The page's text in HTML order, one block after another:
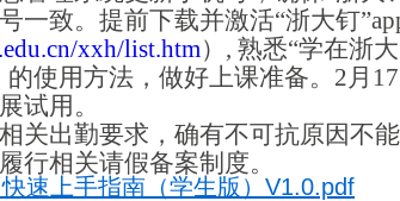
一致。提前下载并激活“浙大钉”
xxh/list.htm）, 熟悉“学在浙
的使用方法，做好上课准备。 2月
试用。
关出勤要求，确有不可抗原因不
行相关请假备案制度。
速上手指南（学生版）V1.0.pdf